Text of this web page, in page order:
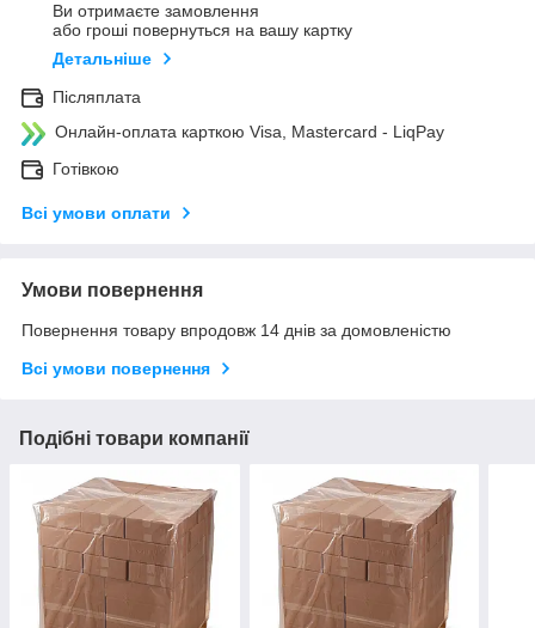
Ви отримаєте замовлення
або гроші повернуться на вашу картку
Детальніше
Післяплата
Онлайн-оплата карткою Visa, Mastercard - LiqPay
Готівкою
Всі умови оплати
Умови повернення
Повернення товару впродовж 14 днів за домовленістю
Всі умови повернення
Подібні товари компанії